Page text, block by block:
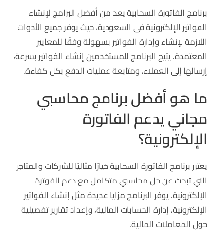
برنامج الفاتورة السحابية يعد من أفضل البرامج لإنشاء
الفواتير الإلكترونية في السعودية، حيث يوفر جميع الأدوات
اللازمة لإنشاء وإدارة الفواتير بسهولة وفقًا للمعايير
المعتمدة. يتيح البرنامج للمستخدمين إنشاء الفواتير بسرعة،
إرسالها إلى العملاء، ومتابعة عمليات الدفع بكل كفاءة.
ما هو أفضل برنامج محاسبي
مجاني يدعم الفاتورة
الإلكترونية؟
يعتبر برنامج الفاتورة السحابية خيارًا مثاليًا للشركات والمتاجر
التي تبحث عن حل محاسبي متكامل مع دعم للفوترة
الإلكترونية. يوفر البرنامج مزايا عديدة مثل إنشاء الفواتير
الإلكترونية، إدارة الحسابات المالية، وإعداد تقارير تفصيلية
حول المعاملات المالية.